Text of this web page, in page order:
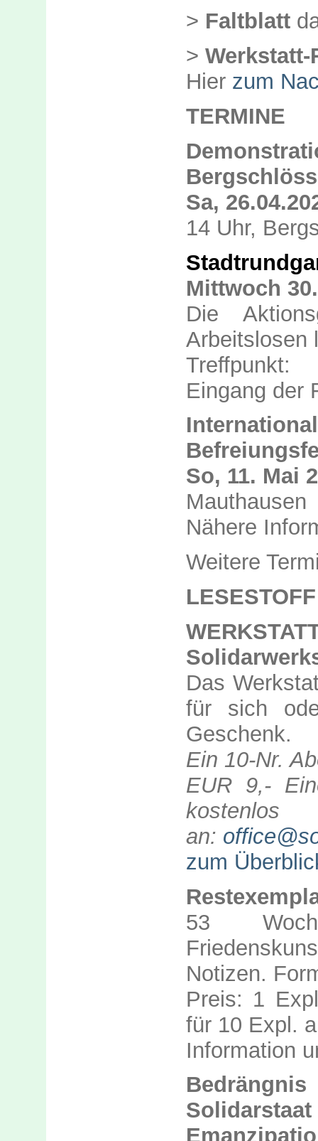
> Faltblatt
> Werkstatt-
Hier zum
TERMINE
Sa,
14 Uhr,
Mittwoch
Die
Arbeitslosen
Treffpunkt:
Eingang der
So, 11. Mai
Mauthausen
Nähere
Weitere
LESESTOFF
Das
für sich
Geschenk.
Ein 10-Nr.
EUR 9,-
an:
zum
53
Notizen.
Preis: 1
für 10 Expl.
Information